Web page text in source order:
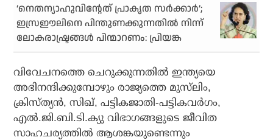
‘നെതന്യാഹുവിന്റേത് പ്രാകൃത സര്‍ക്കാര്‍’;
ഇസ്രഈലിനെ പിന്തുണക്കുന്നതില്‍ നിന്ന്
ലോകരാഷ്ട്രങ്ങള്‍ പിന്മാറണം: പ്രിയങ്ക
വിവേചനത്തെ ചെറുക്കുന്നതില്‍ ഇന്ത്യയെ
അഭിനന്ദിക്കുമ്പോഴും രാജ്യത്തെ മുസ്‌ലിം,
ക്രിസ്ത്യന്‍, സിഖ്, പട്ടികജാതി-പട്ടികവര്‍ഗം,
എല്‍.ജി.ബി.ടി.ക്യു വിഭാഗങ്ങളുടെ ജീവിത
സാഹചര്യത്തില്‍ ആശങ്കയുണ്ടെന്നും